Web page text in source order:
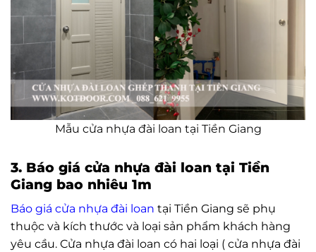
Mẫu cửa nhựa đài loan tại Tiền Giang
3. Báo giá cửa nhựa đài loan tại Tiền
Giang bao nhiêu 1m
Báo giá cửa nhựa đài loan tại Tiền Giang sẽ phụ
thuộc và kích thước và loại sản phẩm khách hàng
yêu cầu. Cửa nhựa đài loan có hai loại ( cửa nhựa đài